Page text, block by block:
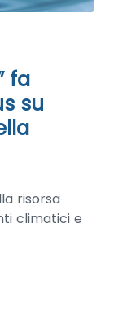
fa
su
risorsa
climatici e